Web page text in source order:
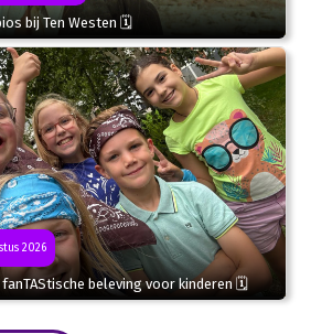
bij Ten Westen 🗓
2026
beleving voor kinderen 🗓